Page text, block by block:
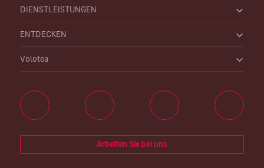
DIENSTLEISTUNGEN
ENTDECKEN
Volotea
Arbeiten Sie bei uns